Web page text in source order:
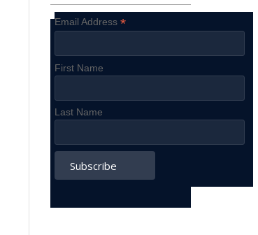
Email Address *
First Name
Last Name